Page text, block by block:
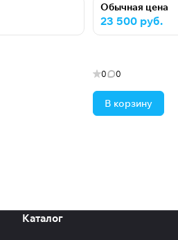
Обычная цена
23 500 руб.
0 0
В корзину
Каталог